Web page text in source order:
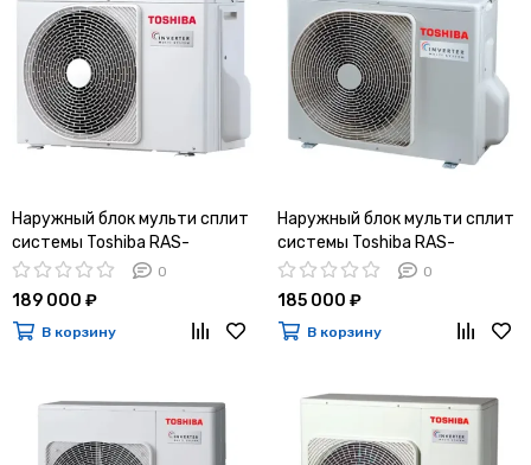
Наружный блок мульти сплит
системы Toshiba RAS-
3M18G3AVG-E
0
189 000 ₽
В корзину
Наружный блок мульти сплит
системы Toshiba RAS-
3M18U2AVG-E
0
185 000 ₽
В корзину